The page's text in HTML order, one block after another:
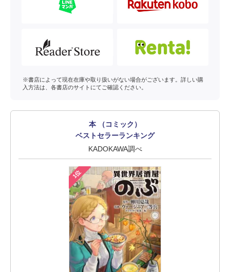
※書店によって現在在庫や取り扱いがない場合がございます。詳しい購
入方法は、各書店のサイトにてご確認ください。
本 （コミック）
ベストセラーランキング
KADOKAWA調べ
1位